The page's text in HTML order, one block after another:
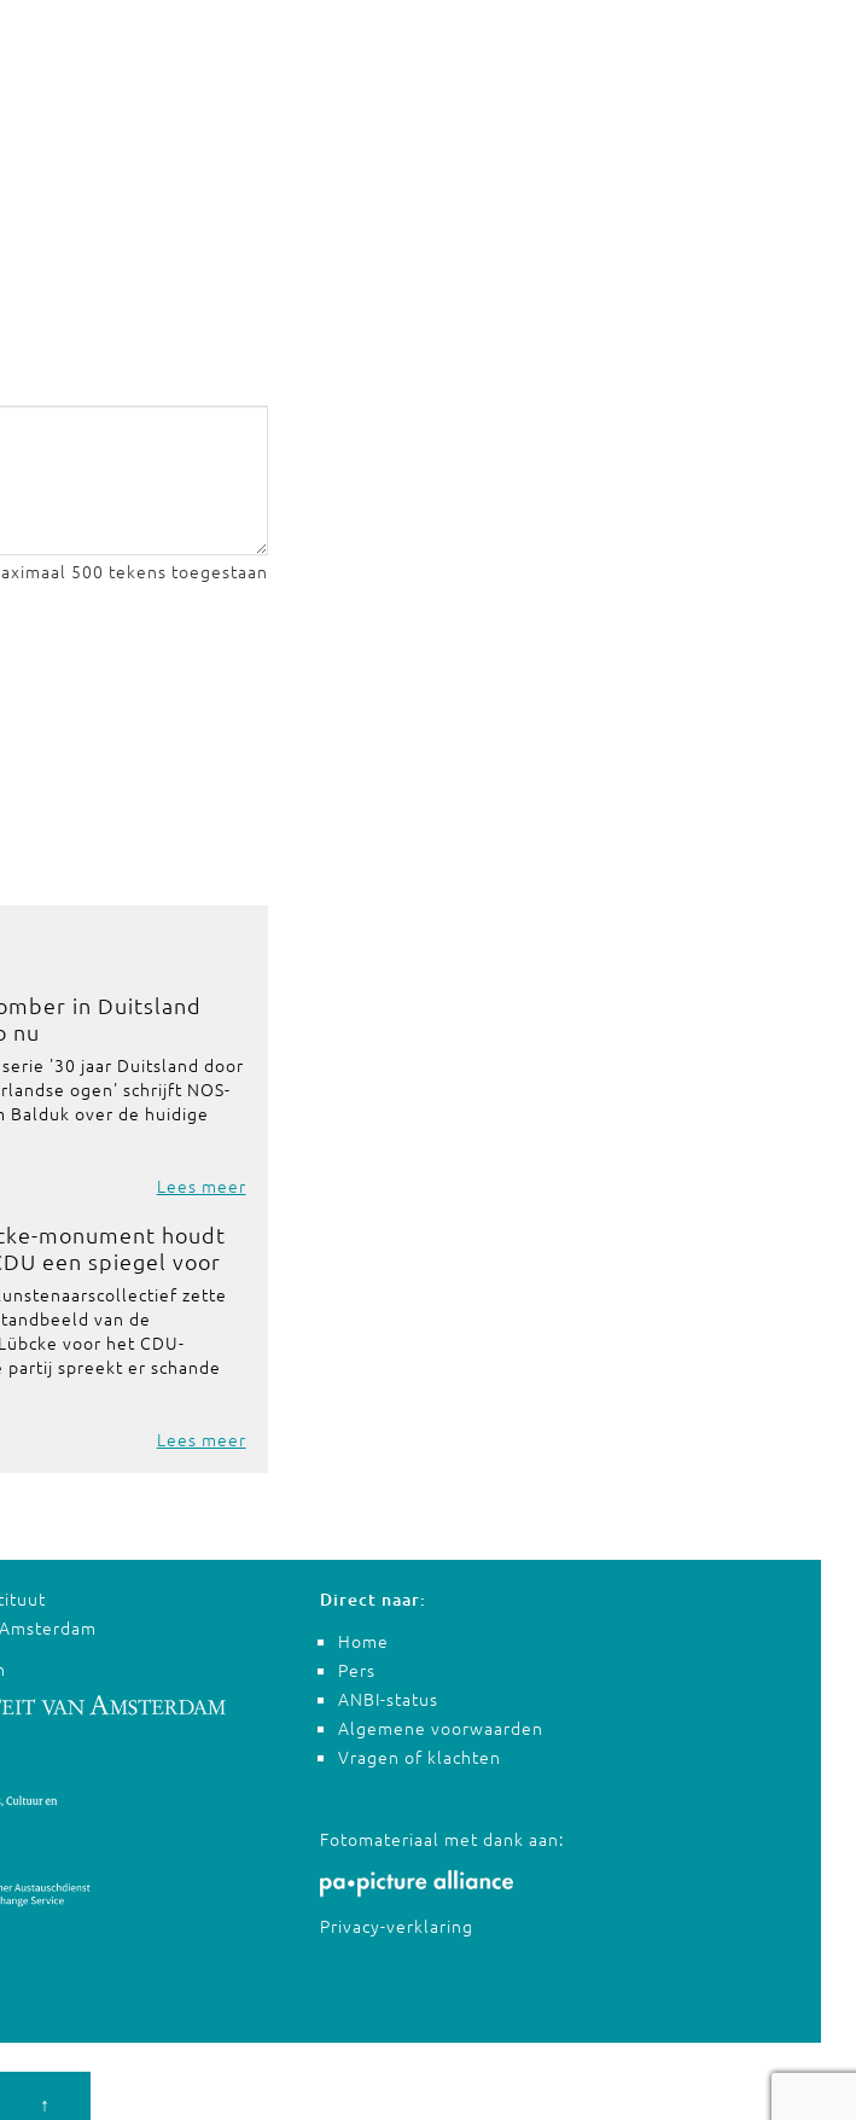
500 tekens toegestaan
in Duitsland
nu
'30 jaar Duitsland door
ogen' schrijft NOS-
Balduk over de huidige
Lees meer
monument houdt
een spiegel voor
zette
van de
voor het CDU-
spreekt er schande
Lees meer
Direct naar:
Home
Pers
ANBI-status
Algemene voorwaarden
Vragen of klachten
Fotomateriaal met dank aan:
Privacy-verklaring
↑